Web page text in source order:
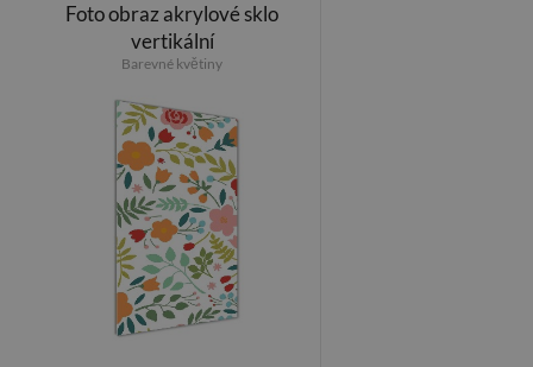
Foto obraz akrylové sklo
vertikální
Barevné květiny